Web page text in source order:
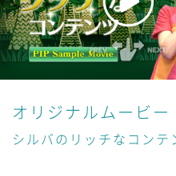
オリジナルムービー
シルバのリッチなコンテ